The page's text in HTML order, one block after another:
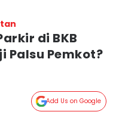
di BKB
Palsu Pemkot?
Add Us on Google